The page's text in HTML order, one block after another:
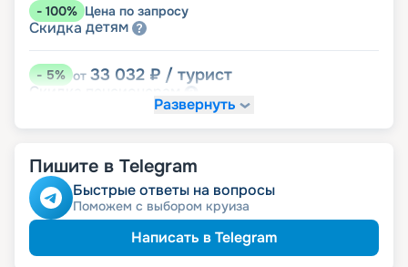
- 100% Цена по запросу
Скидка детям
-5% от 33 032 ₽ / турист
Скидка
Развернуть
Пишите в Telegram
Быстрые ответы на вопросы
Поможем с выбором круиза
Написать в Telegram